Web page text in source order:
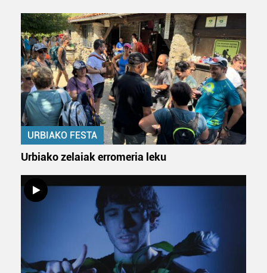
URBIAKO FESTA
Urbiako zelaiak erromeria leku